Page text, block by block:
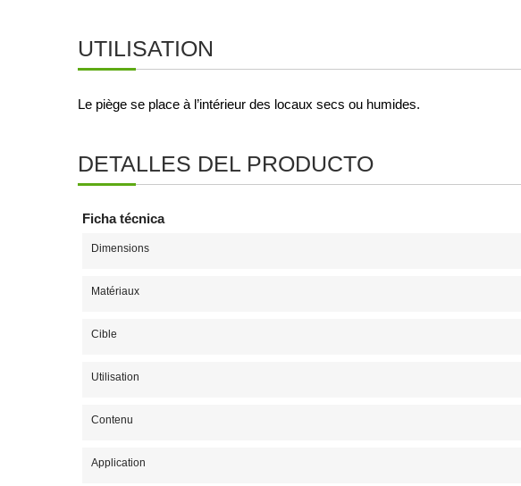
UTILISATION
Le piège se place à l’intérieur des locaux secs ou humides.
DETALLES DEL PRODUCTO
Ficha técnica
Dimensions
Matériaux
Cible
Utilisation
Contenu
Application